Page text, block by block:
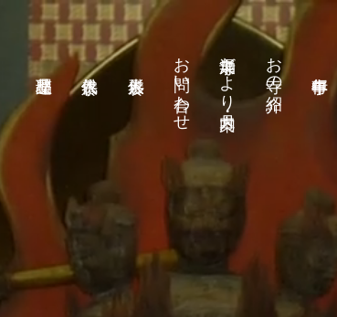
お寺の紹介
涌泉寺だより・月案内
お問い合わせ